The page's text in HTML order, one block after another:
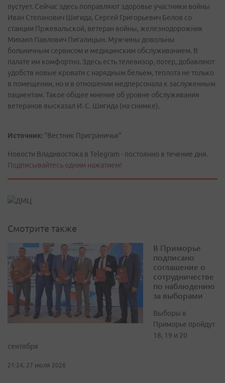
пустует. Сейчас здесь поправляют здоровье участники войны
Иван Степанович Шигида, Сергей Григорьевич Белов со
станции Пржевальской, ветеран войны, железнодорожник
Михаил Павлович Пигалицын. Мужчины довольны
больничным сервисом и медицинским обслуживанием. В
палате им комфортно. Здесь есть телевизор, потер, добавляют
удобств новые кровати с нарядным бельем, теплота не только
в помещении, но и в отношении медперсонала к заслуженным
пациентам. Такое общее мнение об уровне обслуживания
ветеранов высказал И. С. Шигида (на снимке).
Источник: "Вестник Приграничья"
Новости Владивостока в Telegram - постоянно в течение дня.
Подписывайтесь одним нажатием!
Смотрите также
В Приморье
подписано
соглашение о
сотрудничестве
по наблюдению
за выборами
Выборы в
Приморье пройдут
18, 19 и 20
сентября
21:24, 27 июля 2026